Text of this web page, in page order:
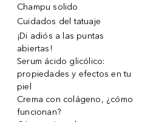
Champu solido
Cuidados del tatuaje
¡Di adiós a las puntas
abiertas!
Serum ácido glicólico:
propiedades y efectos en tu
piel
Crema con colágeno, ¿cómo
funcionan?